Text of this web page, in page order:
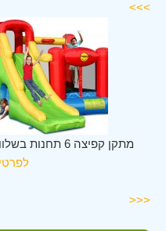
>>>
מתקן קפיצה 6 תחנות בשלווה
<<<